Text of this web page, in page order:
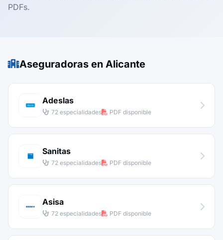
PDFs.
Aseguradoras en Alicante
Adeslas
72 especialidades PDF disponible
Sanitas
72 especialidades PDF disponible
Asisa
72 especialidades PDF disponible